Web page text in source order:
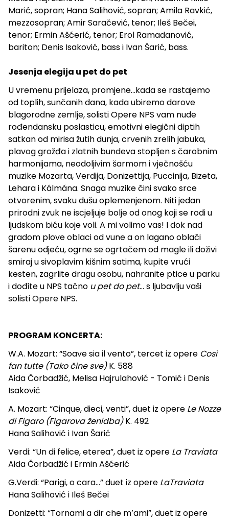
Marić, sopran; Hana Salihović, sopran; Amila Ravkić,
mezzosopran; Amir Saračević, tenor; Ileš Bečei,
tenor; Ermin Ašćerić, tenor; Erol Ramadanović,
bariton; Denis Isaković, bass i Ivan Šarić, bass.
Jesenja elegija u pet do pet
U vremenu prijelaza, promjene...kada se rastajemo
od toplih, sunčanih dana, kada ubiremo darove
blagorodne zemlje, solisti Opere NPS vam nude
rođendansku poslasticu, emotivni elegični diptih
satkan od mirisa žutih dunja, crvenih zrelih jabuka,
plavog grožđa i zlatnih bundeva stopljen s čarobnim
harmonijama, neodoljivim šarmom i vječnošću
muzike Mozarta, Verdija, Donizettija, Puccinija, Bizeta,
Lehara i Kálmána. Snaga muzike čini svako srce
otvorenim, svaku dušu oplemenjenom. Niti jedan
prirodni zvuk ne iscjeljuje bolje od onog koji se rodi u
ljudskom biću koje voli. A mi volimo vas! I dok nad
gradom plove oblaci od vune a on lagano oblači
šarenu odjeću, ogrne se ogrtačem od magle ili doživi
smiraj u sivoplavim kišnim satima, kupite vrući
kesten, zagrlite dragu osobu, nahranite ptice u parku
i dođite u NPS tačno u pet do pet... s ljubavlju vaši
solisti Opere NPS.
PROGRAM KONCERTA:
W.A. Mozart: “Soave sia il vento”, tercet iz opere Così
fan tutte (Tako čine sve)K. 588
Aida Čorbadžić, Melisa Hajrulahović - Tomić i Denis
Isaković
A. Mozart: “Cinque, dieci, venti”, duet iz opere Le Nozze
di Figaro (Figarova ženidba)K. 492
Hana Salihović i Ivan Šarić
Verdi: “Un di felice, eterea”, duet iz opere La Traviata
Aida Čorbadžić i Ermin Ašćerić
G.Verdi: “Parigi, o cara…” duet iz opere LaTraviata
Hana Salihović i Ileš Bečei
Donizetti: “Tornami a dir che m’ami”, duet iz opere